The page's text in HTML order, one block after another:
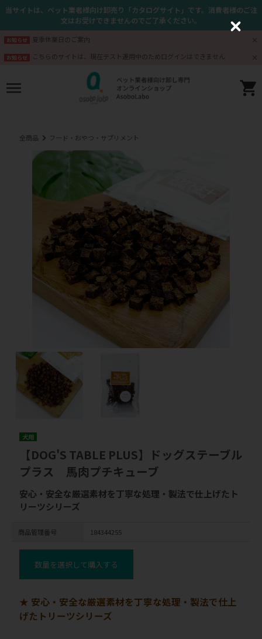
当サイトは、ペット業者様向け卸売り「カタログサイト」です。消費者様のご注
文はお受けできませんのでご了承ください。
お知らせ 夏季休業日のご案内
お知らせ こちらのサイトは、現在テスト運用中のためログインはできません
全商品 フード・おやつ・サプリメント
犬用
【DOG'S TABLE PLUS】ドッグステーブル
プラス 馬肉プチキューブ
安心・安全な厳選素材を丁寧な処理・製法で仕上げたト
リーツシリーズ
商品管理番号 184344255
数量を選択して購入する
★ 安心・安全な厳選素材を丁寧な処理・製法で仕上
げたトリーツシリーズ
C